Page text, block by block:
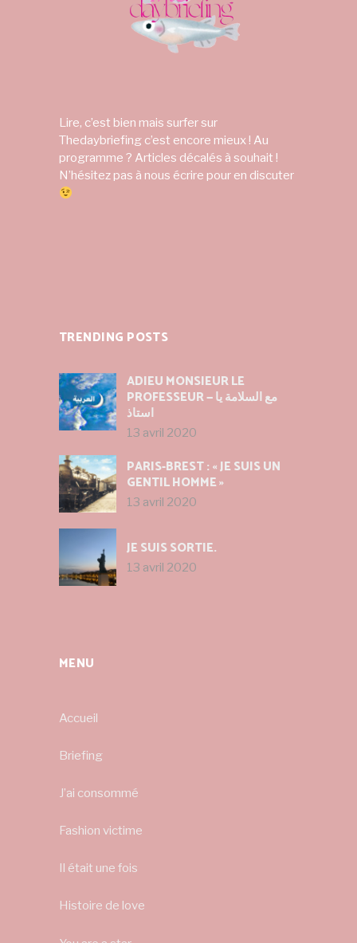
Lire, c’est bien mais surfer sur
Thedaybriefing c’est encore mieux ! Au
programme ? Articles décalés à souhait !
N’hésitez pas à nous écrire pour en discuter
TRENDING POSTS
ADIEU MONSIEUR LE
PROFESSEUR — مع السلامة يا
استاذ
13 avril 2020
PARIS-BREST : « JE SUIS UN
GENTIL HOMME »
13 avril 2020
JE SUIS SORTIE.
13 avril 2020
MENU
Accueil
Briefing
J’ai consommé
Fashion victime
Il était une fois
Histoire de love